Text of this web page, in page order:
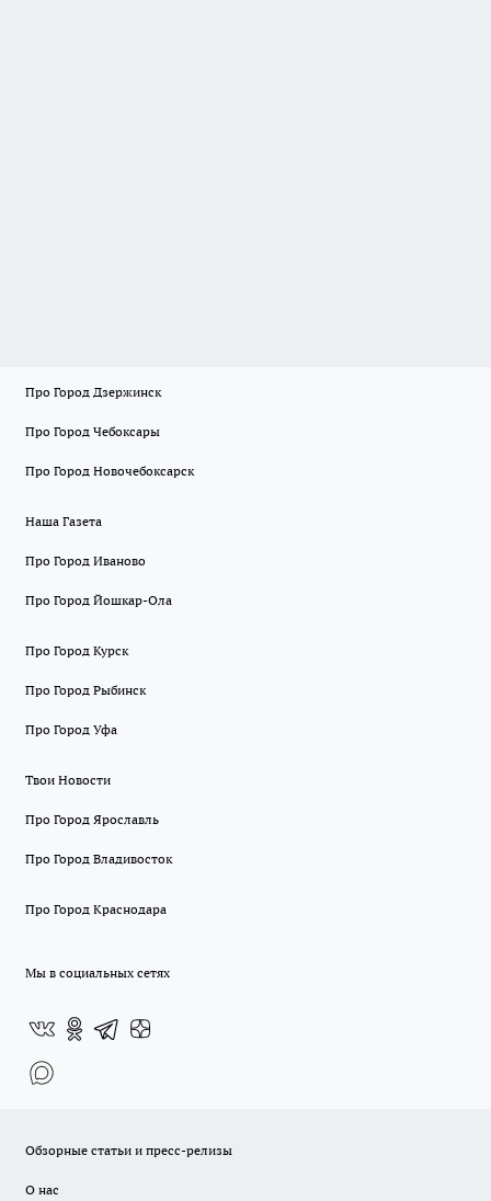
Про Город Дзержинск
Про Город Чебоксары
Про Город Новочебоксарск
Наша Газета
Про Город Иваново
Про Город Йошкар-Ола
Про Город Курск
Про Город Рыбинск
Про Город Уфа
Твои Новости
Про Город Ярославль
Про Город Владивосток
Про Город Краснодара
Мы в социальных сетях
Обзорные статьи и пресс-релизы
О нас